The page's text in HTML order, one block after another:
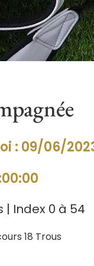
: 09/06/
| Index 0 à 54
18 Trous